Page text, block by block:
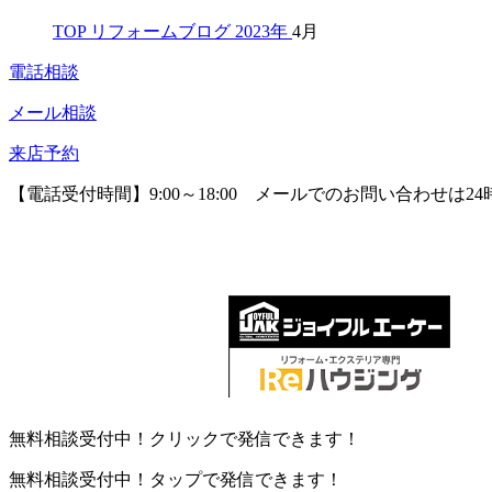
TOP リフォームブログ 2023年 4月
電話相談
メール相談
来店予約
【電話受付時間】9:00～18:00 メールでのお問い合わせは24
無料相談受付中！クリックで発信できます！
無料相談受付中！タップで発信できます！